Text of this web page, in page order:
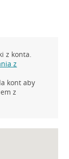
z konta.
z
kont aby
z